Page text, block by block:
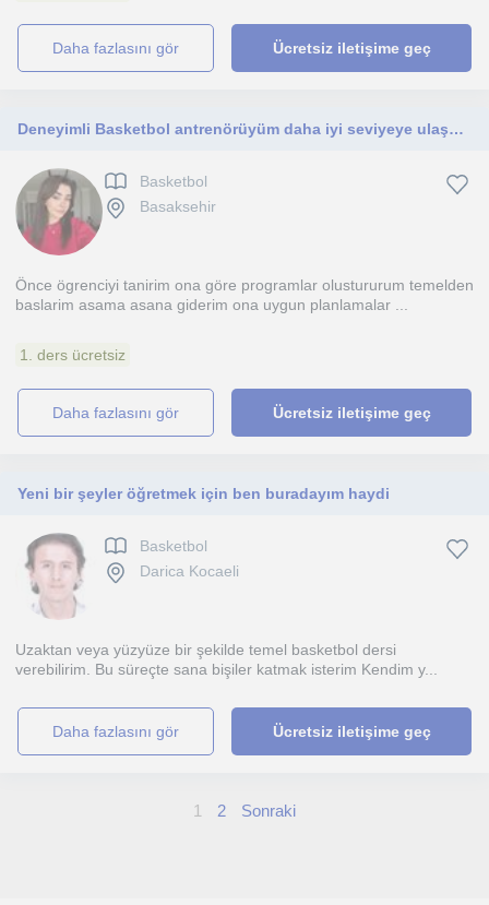
daha fazlasını gör Ücretsiz iletişime geç
Deneyimli Basketbol antrenörüyüm daha iyi seviyeye ulaşmak istyorsan burdayım
Basketbol
Basaksehir
Önce ögrenciyi tanirim ona göre programlar olustururum temelden
baslarim asama asana giderim ona uygun planlamalar ...
1. ders ücretsiz
daha fazlasını gör Ücretsiz iletişime geç
Yeni bir şeyler öğretmek için ben buradayım haydi
Basketbol
Darica Kocaeli
Uzaktan veya yüzyüze bir şekilde temel basketbol dersi
verebilirim. Bu süreçte sana bişiler katmak isterim Kendim y...
daha fazlasını gör Ücretsiz iletişime geç
1 2 Sonraki